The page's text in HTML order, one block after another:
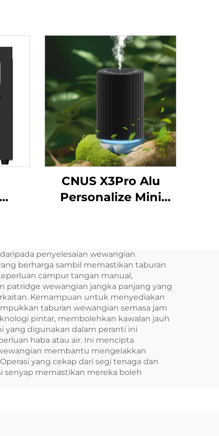
CNUS X3Pro Alu
Personalize Mini
Fragrance Oil Car
Aroma Diffuser
penyelesaian wewangian
berharga sambil memastikan taburan
campur tangan manual,
patridge wewangian jangka panjang yang
Kemampuan untuk menyediakan
taburan wewangian semasa jam
pintar, membolehkan kawalan jauh
yang digunakan dalam peranti ini
haba atau air. Ini mencipta
membantu mengelakkan
yang cekap dari segi tenaga dan
senyap memastikan mereka boleh